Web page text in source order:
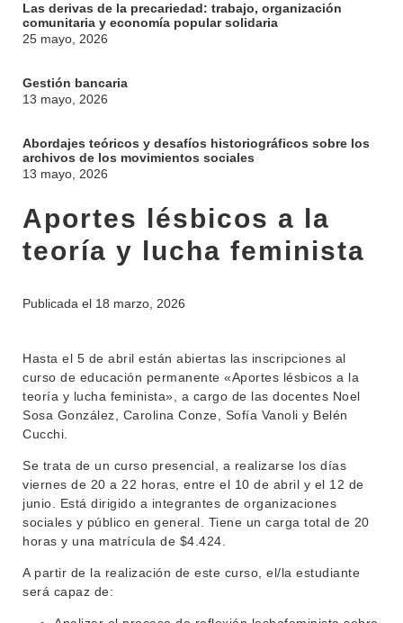
DEPARTAMENTOS
ENSEÑANZA
INVESTIGACIÓN
EXTENSIÓN
SERVICIOS
LLAMADOS
EVA FCS
OFERTA DE GRADO
POSGRADOS
EDUCACIÓN PERMANENTE
MOVILIDAD ACADÉMICA
BIBLIOTECA
Las derivas de la precariedad: trabajo, organización
comunitaria y economía popular solidaria
25 mayo, 2026
Gestión bancaria
13 mayo, 2026
Abordajes teóricos y desafíos historiográficos sobre los
archivos de los movimientos sociales
13 mayo, 2026
Aportes lésbicos a la
teoría y lucha feminista
Publicada el 18 marzo, 2026
Hasta el 5 de abril están abiertas las inscripciones al
curso de educación permanente «Aportes lésbicos a la
teoría y lucha feminista», a cargo de las docentes Noel
Sosa González, Carolina Conze, Sofía Vanoli y Belén
Cucchi.
Se trata de un curso presencial, a realizarse los días
viernes de 20 a 22 horas, entre el 10 de abril y el 12 de
junio. Está dirigido a integrantes de organizaciones
sociales y público en general. Tiene un carga total de 20
horas y una matrícula de $4.424.
A partir de la realización de este curso, el/la estudiante
será capaz de: